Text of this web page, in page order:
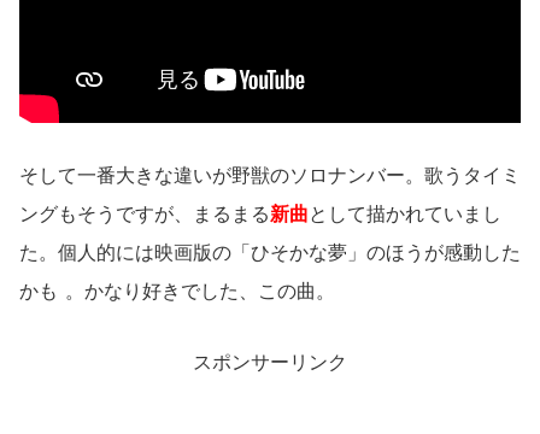
そして一番大きな違いが野獣のソロナンバー。歌うタイミ
ングもそうですが、まるまる新曲として描かれていまし
た。個人的には映画版の「ひそかな夢」のほうが感動した
かも 。かなり好きでした、この曲。
スポンサーリンク